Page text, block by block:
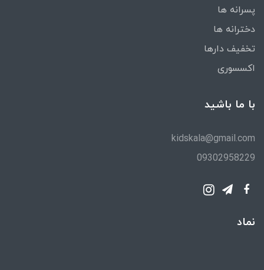
پسرانه ها
دخترانه ها
تخفیف دارها
اکسسوری
با ما باشید
kidskala@gmail.com
09302958229
نماد